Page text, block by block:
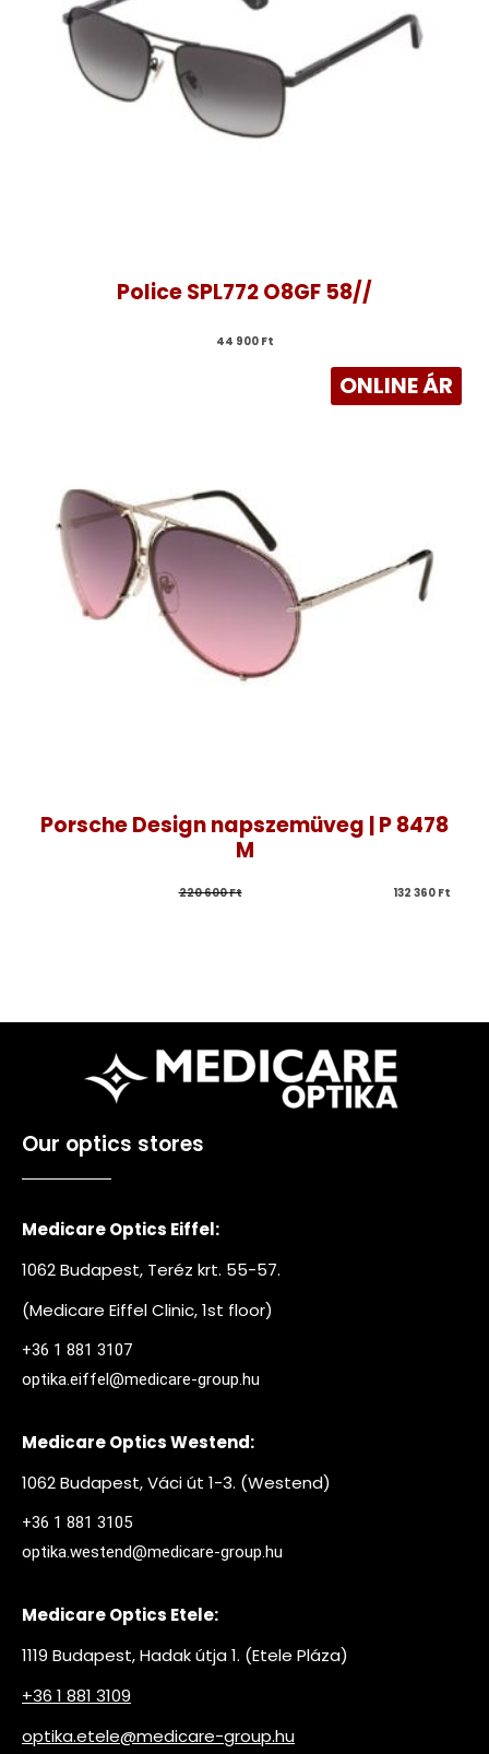
Police SPL772 O8GF 58//
44 900 Ft
ONLINE ÁR
Porsche Design napszemüveg | P 8478
M
220 600 Ft 132 360 Ft
Our optics stores
Medicare Optics Eiffel:
1062 Budapest, Teréz krt. 55-57.
(Medicare Eiffel Clinic, 1st floor)
+36 1 881 3107
optika.eiffel@medicare-group.hu
Medicare Optics Westend:
1062 Budapest, Váci út 1-3. (Westend)
+36 1 881 3105
optika.westend@medicare-group.hu
Medicare Optics Etele:
1119 Budapest, Hadak útja 1. (Etele Pláza)
+36 1 881 3109
optika.etele@medicare-group.hu